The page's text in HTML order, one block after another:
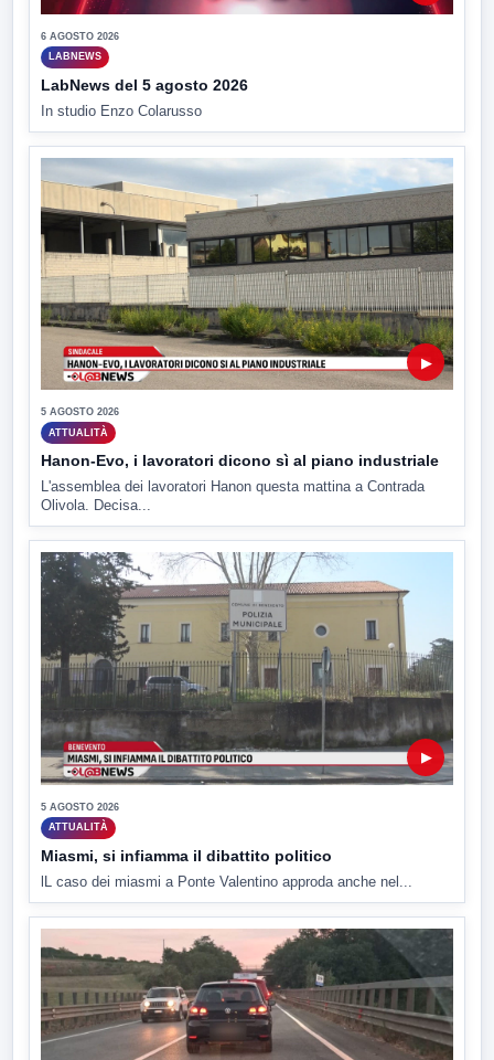
6 AGOSTO 2026
LABNEWS
LabNews del 5 agosto 2026
In studio Enzo Colarusso
▶
5 AGOSTO 2026
ATTUALITÀ
Hanon-Evo, i lavoratori dicono sì al piano industriale
L'assemblea dei lavoratori Hanon questa mattina a Contrada
Olivola. Decisa...
▶
5 AGOSTO 2026
ATTUALITÀ
Miasmi, si infiamma il dibattito politico
lL caso dei miasmi a Ponte Valentino approda anche nel...